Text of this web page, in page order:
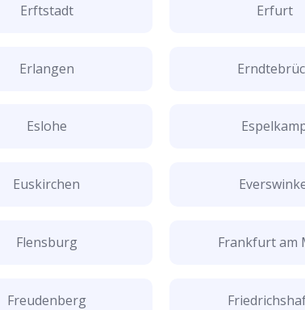
Erftstadt Erfurt
Erlangen
Eslohe
Euskirchen
Flensburg Frankfurt am
Freudenberg